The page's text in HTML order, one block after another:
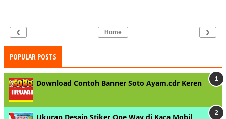
‹ ›
Home
POPULAR POSTS
Download Contoh Banner Soto Ayam.cdr Keren